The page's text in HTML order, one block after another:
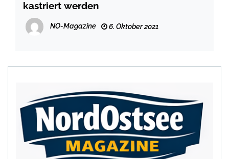
kastriert werden
NO-Magazine 6. Oktober 2021